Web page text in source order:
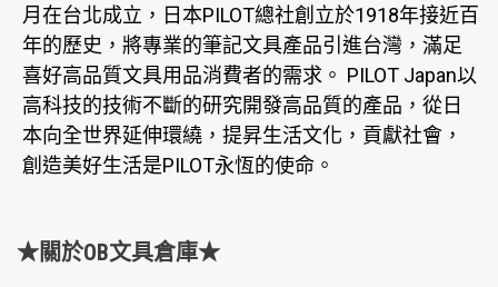
月在台北成立，日本PILOT總社創立於1918年接近百
年的歷史，將專業的筆記文具產品引進台灣，滿足
喜好高品質文具用品消費者的需求。 PILOT Japan以
高科技的技術不斷的研究開發高品質的產品，從日
本向全世界延伸環繞，提昇生活文化，貢獻社會，
創造美好生活是PILOT永恆的使命。
★關於OB文具倉庫★